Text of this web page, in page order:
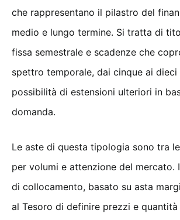
che rappresentano il pilastro del
medio e lungo termine. Si tratta di
fissa semestrale e scadenze che
spettro temporale, dai cinque ai dieci
possibilità di estensioni ulteriori in
domanda.
Le aste di questa tipologia sono tra
per volumi e attenzione del mercato.
di collocamento, basato su asta
al Tesoro di definire prezzi e